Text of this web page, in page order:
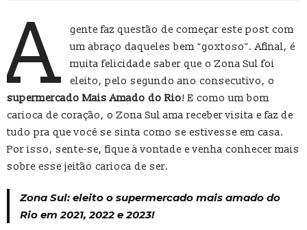
A
gente faz questão de começar este post com
um abraço daqueles bem “goxtoso”. Afinal, é
muita felicidade saber que o Zona Sul foi
eleito, pelo segundo ano consecutivo, o
supermercado Mais Amado do Rio! E como um bom
carioca de coração, o Zona Sul ama receber visita e faz de
tudo pra que você se sinta como se estivesse em casa.
Por isso, sente-se, fique à vontade e venha conhecer mais
sobre esse jeitão carioca de ser.
Zona Sul: eleito o supermercado mais amado do
Rio em 2021, 2022 e 2023!